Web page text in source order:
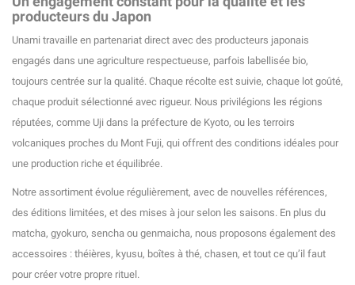
(21 avis)
producteurs du Japon
Unami travaille en partenariat direct avec des producteurs japonais
engagés dans une agriculture respectueuse, parfois labellisée bio,
toujours centrée sur la qualité. Chaque récolte est suivie, chaque lot goûté,
chaque produit sélectionné avec rigueur. Nous privilégions les régions
réputées, comme Uji dans la préfecture de Kyoto, ou les terroirs
volcaniques proches du Mont Fuji, qui offrent des conditions idéales pour
une production riche et équilibrée.
Notre assortiment évolue régulièrement, avec de nouvelles références,
des éditions limitées, et des mises à jour selon les saisons. En plus du
matcha, gyokuro, sencha ou genmaicha, nous proposons également des
accessoires : théières, kyusu, boîtes à thé, chasen, et tout ce qu’il faut
pour créer votre propre rituel.